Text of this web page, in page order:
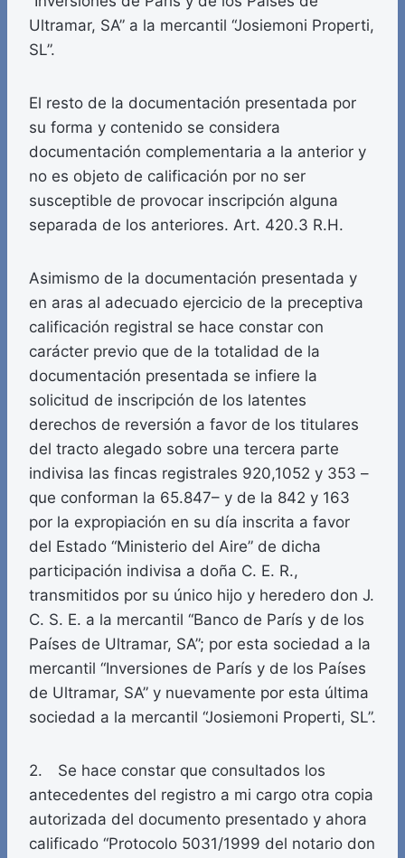
Ultramar, SA” a la mercantil “Josiemoni Properti,
SL”.
El resto de la documentación presentada por
su forma y contenido se considera
documentación complementaria a la anterior y
no es objeto de calificación por no ser
susceptible de provocar inscripción alguna
separada de los anteriores. Art. 420.3 R.H.
Asimismo de la documentación presentada y
en aras al adecuado ejercicio de la preceptiva
calificación registral se hace constar con
carácter previo que de la totalidad de la
documentación presentada se infiere la
solicitud de inscripción de los latentes
derechos de reversión a favor de los titulares
del tracto alegado sobre una tercera parte
indivisa las fincas registrales 920,1052 y 353 –
que conforman la 65.847– y de la 842 y 163
por la expropiación en su día inscrita a favor
del Estado “Ministerio del Aire” de dicha
participación indivisa a doña C. E. R.,
transmitidos por su único hijo y heredero don J.
C. S. E. a la mercantil “Banco de París y de los
Países de Ultramar, SA”; por esta sociedad a la
mercantil “Inversiones de París y de los Países
de Ultramar, SA” y nuevamente por esta última
sociedad a la mercantil “Josiemoni Properti, SL”.
2. Se hace constar que consultados los
antecedentes del registro a mi cargo otra copia
autorizada del documento presentado y ahora
calificado “Protocolo 5031/1999 del notario don